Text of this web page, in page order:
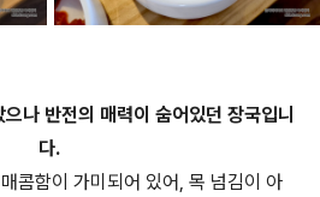
나 반전의 매력이 숨어있던 장국입니
다.
콤함이 가미되어 있어, 목 넘김이 아